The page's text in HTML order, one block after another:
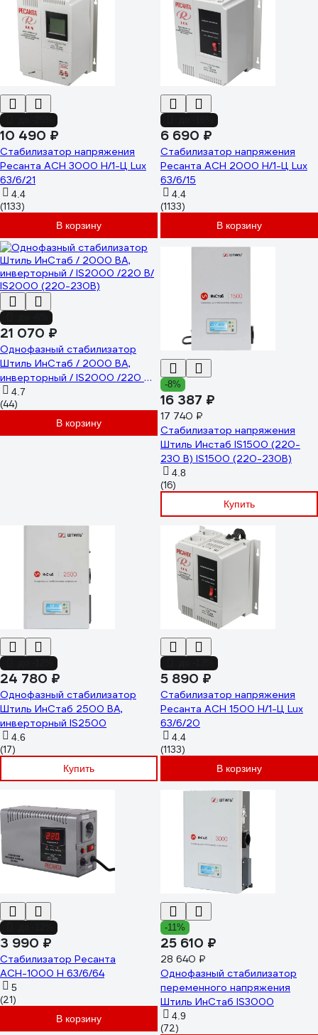
10 490 ₽
Стабилизатор напряжения
Ресанта АСН 3000 Н/1-Ц Lux
63/6/21
4.4
(1133)
В корзину
6 690 ₽
Стабилизатор напряжения
Ресанта АСН 2000 Н/1-Ц Lux
63/6/15
4.4
(1133)
В корзину
21 070 ₽
Однофазный стабилизатор
Штиль ИнСтаб / 2000 ВА,
инверторный / IS2000 /220 В/
IS2000 (220-230В)
4.7
(44)
В корзину
-8%
16 387 ₽
17 740 ₽
Стабилизатор напряжения
Штиль Инстаб IS1500 (220-
230 В) IS1500 (220-230В)
4.8
(16)
Купить
24 780 ₽
Однофазный стабилизатор
Штиль ИнСтаб 2500 ВА,
инверторный IS2500
4.6
(17)
Купить
5 890 ₽
Стабилизатор напряжения
Ресанта АСН 1500 Н/1-Ц Lux
63/6/20
4.4
(1133)
В корзину
3 990 ₽
Стабилизатор Ресанта
АСН-1000 Н 63/6/64
5
(21)
В корзину
-11%
25 610 ₽
28 640 ₽
Однофазный стабилизатор
переменного напряжения
Штиль ИнСтаб IS3000
4.9
(72)